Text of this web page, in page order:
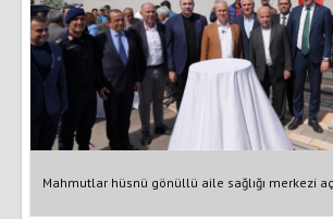
Mahmutlar hüsnü gönüllü aile sağlığı merkezi